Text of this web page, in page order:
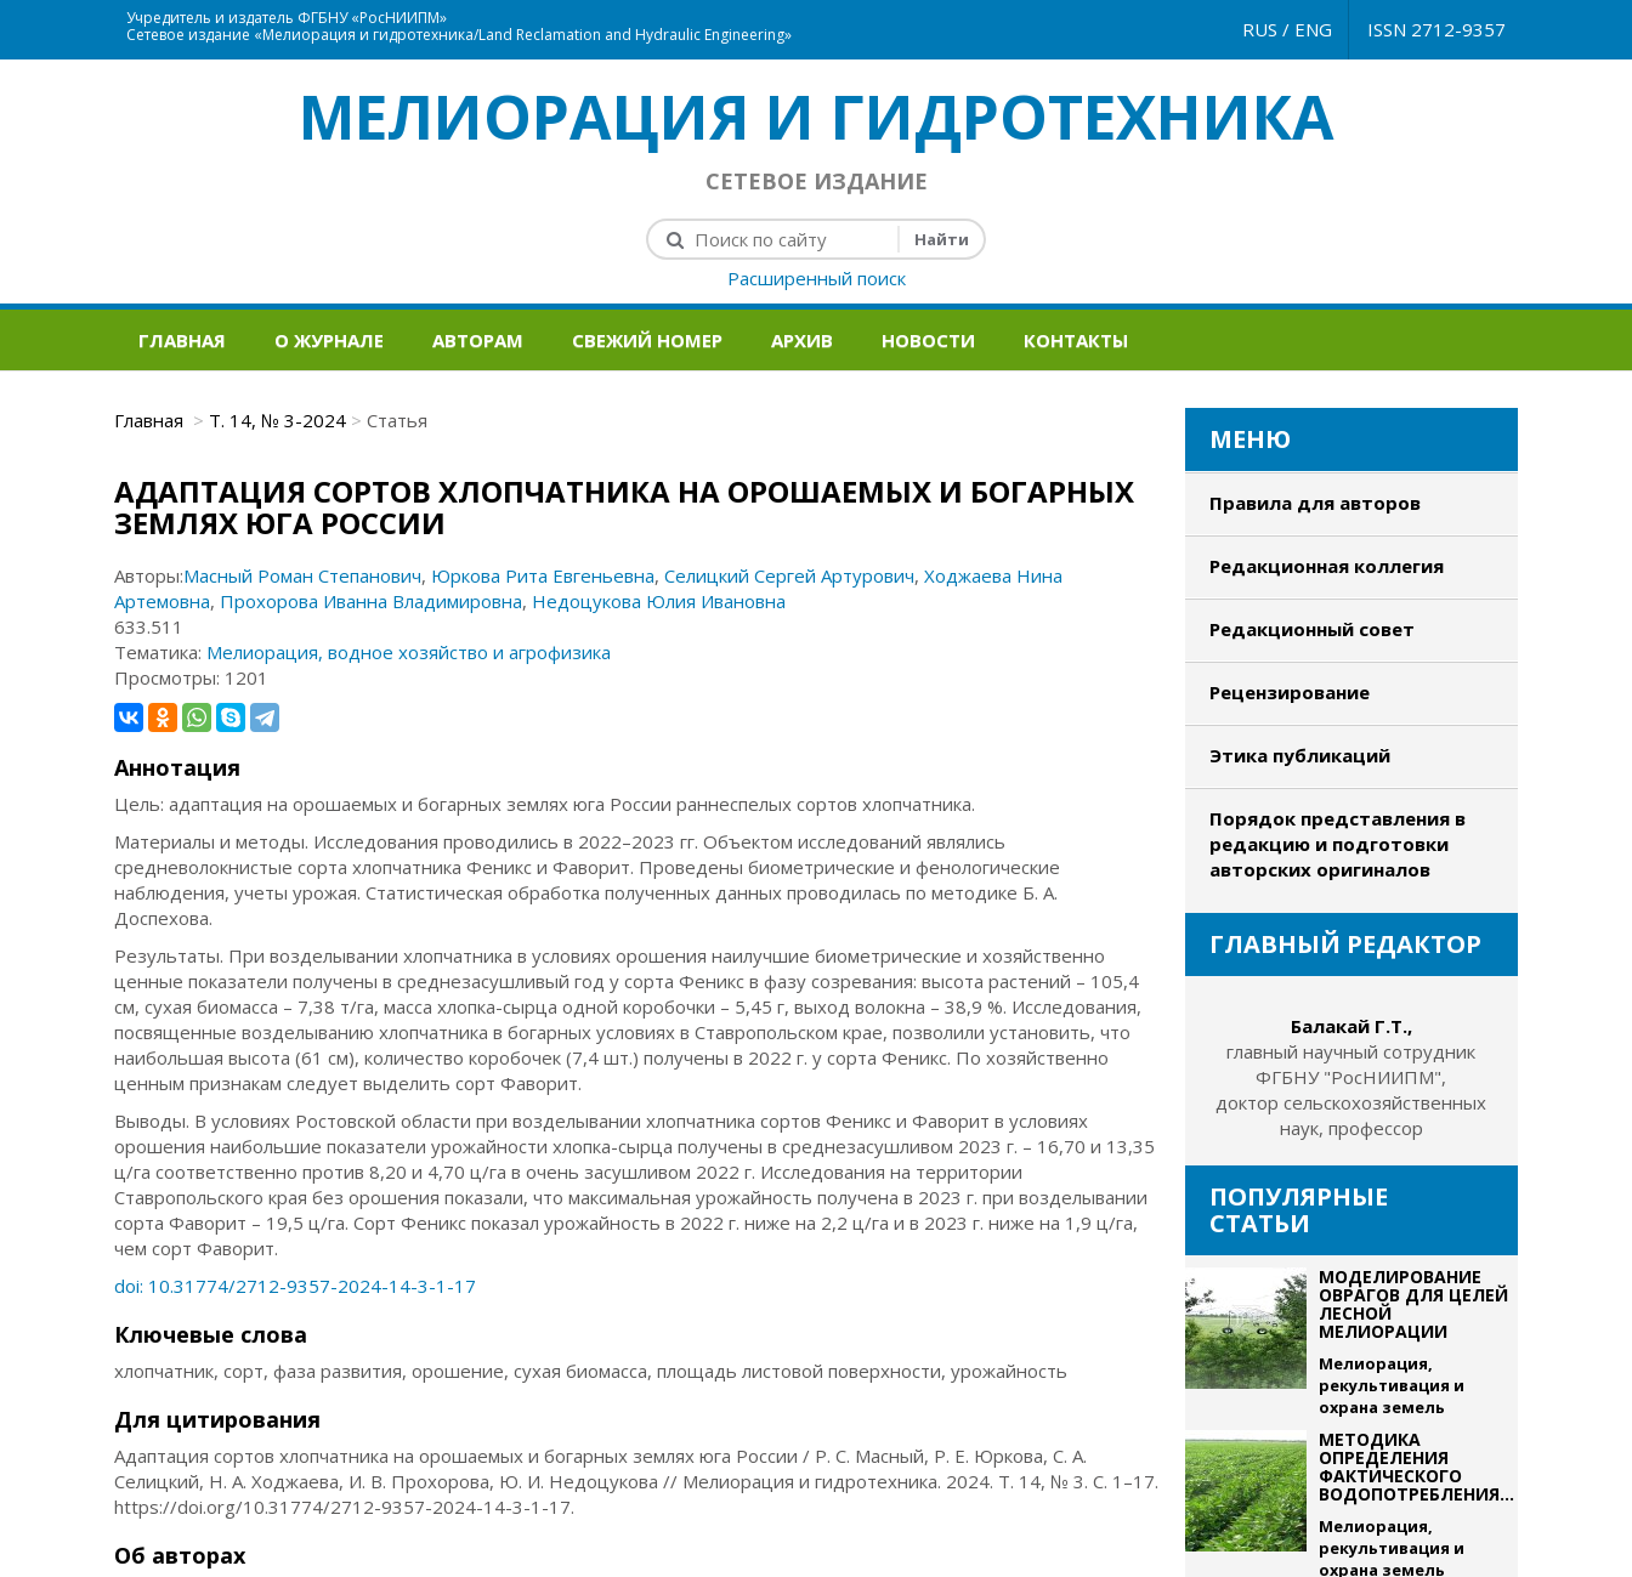
Учредитель и издатель ФГБНУ «РосНИИПМ»
Сетевое издание «Мелиорация и гидротехника/Land Reclamation and Hydraulic Engineering»
ISSN 2712-9357
RUS / ENG
МЕЛИОРАЦИЯ И ГИДРОТЕХНИКА
СЕТЕВОЕ ИЗДАНИЕ
Расширенный поиск
ГЛАВНАЯ О ЖУРНАЛЕ АВТОРАМ СВЕЖИЙ НОМЕР АРХИВ НОВОСТИ КОНТАКТЫ
Главная Т. 14, № 3-2024 Статья
АДАПТАЦИЯ СОРТОВ ХЛОПЧАТНИКА НА ОРОШАЕМЫХ И БОГАРНЫХ
ЗЕМЛЯХ ЮГА РОССИИ
Авторы:Масный Роман Степанович, Юркова Рита Евгеньевна,Селицкий Сергей Артурович,Ходжаева Нина
Артемовна, Прохорова Иванна Владимировна, Недоцукова Юлия Ивановна
633.511
Тематика: Мелиорация, водное хозяйство и агрофизика
Просмотры: 1201
Аннотация
Цель: адаптация на орошаемых и богарных землях юга России раннеспелых сортов хлопчатника.
Материалы и методы. Исследования проводились в 2022–2023 гг. Объектом исследований являлись
средневолокнистые сорта хлопчатника Феникс и Фаворит. Проведены биометрические и фенологические
наблюдения, учеты урожая. Статистическая обработка полученных данных проводилась по методике Б. А.
Доспехова.
Результаты. При возделывании хлопчатника в условиях орошения наилучшие биометрические и хозяйственно
ценные показатели получены в среднезасушливый год у сорта Феникс в фазу созревания: высота растений – 105,4
см, сухая биомасса – 7,38 т/га, масса хлопка-сырца одной коробочки – 5,45 г, выход волокна – 38,9 %. Исследования,
посвященные возделыванию хлопчатника в богарных условиях в Ставропольском крае, позволили установить, что
наибольшая высота (61 см), количество коробочек (7,4 шт.) получены в 2022 г. у сорта Феникс. По хозяйственно
ценным признакам следует выделить сорт Фаворит.
Выводы. В условиях Ростовской области при возделывании хлопчатника сортов Феникс и Фаворит в условиях
орошения наибольшие показатели урожайности хлопка-сырца получены в среднезасушливом 2023 г. – 16,70 и 13,35
ц/га соответственно против 8,20 и 4,70 ц/га в очень засушливом 2022 г. Исследования на территории
Ставропольского края без орошения показали, что максимальная урожайность получена в 2023 г. при возделывании
сорта Фаворит – 19,5 ц/га. Сорт Феникс показал урожайность в 2022 г. ниже на 2,2 ц/га и в 2023 г. ниже на 1,9 ц/га,
чем сорт Фаворит.
doi: 10.31774/2712-9357-2024-14-3-1-17
Ключевые слова
хлопчатник, сорт, фаза развития, орошение, сухая биомасса, площадь листовой поверхности, урожайность
Для цитирования
Адаптация сортов хлопчатника на орошаемых и богарных землях юга России / Р. С. Масный, Р. Е. Юркова, С. А.
Селицкий, Н. А. Ходжаева, И. В. Прохорова, Ю. И. Недоцукова // Мелиорация и гидротехника. 2024. Т. 14, № 3. С. 1–17.
https://doi.org/10.31774/2712-9357-2024-14-3-1-17.
Об авторах
МЕНЮ
Правила для авторов
Редакционная коллегия
Редакционный совет
Рецензирование
Этика публикаций
Порядок представления в
редакцию и подготовки
авторских оригиналов
ГЛАВНЫЙ РЕДАКТОР
Балакай Г.Т.,
главный научный сотрудник
ФГБНУ "РосНИИПМ",
доктор сельскохозяйственных
наук, профессор
ПОПУЛЯРНЫЕ
СТАТЬИ
МОДЕЛИРОВАНИЕ
ОВРАГОВ ДЛЯ ЦЕЛЕЙ
ЛЕСНОЙ
МЕЛИОРАЦИИ
Мелиорация,
рекультивация и
охрана земель
МЕТОДИКА
ОПРЕДЕЛЕНИЯ
ФАКТИЧЕСКОГО
ВОДОПОТРЕБЛЕНИЯ...
Мелиорация,
рекультивация и
охрана земель